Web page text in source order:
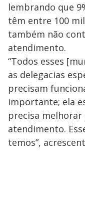
lembrando que
têm entre 100
também não
atendimento.
“Todos esses
as delegacias
precisam
importante; ela
precisa
atendimento.
temos”,